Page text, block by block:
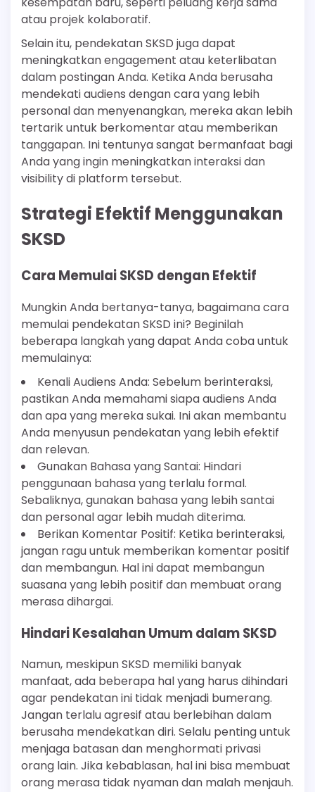
atau projek kolaboratif.
Selain itu, pendekatan SKSD juga dapat
meningkatkan engagement atau keterlibatan
dalam postingan Anda. Ketika Anda berusaha
mendekati audiens dengan cara yang lebih
personal dan menyenangkan, mereka akan lebih
tertarik untuk berkomentar atau memberikan
tanggapan. Ini tentunya sangat bermanfaat bagi
Anda yang ingin meningkatkan interaksi dan
visibility di platform tersebut.
Strategi Efektif Menggunakan
SKSD
Cara Memulai SKSD dengan Efektif
Mungkin Anda bertanya-tanya, bagaimana cara
memulai pendekatan SKSD ini? Beginilah
beberapa langkah yang dapat Anda coba untuk
memulainya:
Kenali Audiens Anda: Sebelum berinteraksi,
pastikan Anda memahami siapa audiens Anda
dan apa yang mereka sukai. Ini akan membantu
Anda menyusun pendekatan yang lebih efektif
dan relevan.
Gunakan Bahasa yang Santai: Hindari
penggunaan bahasa yang terlalu formal.
Sebaliknya, gunakan bahasa yang lebih santai
dan personal agar lebih mudah diterima.
Berikan Komentar Positif: Ketika berinteraksi,
jangan ragu untuk memberikan komentar positif
dan membangun. Hal ini dapat membangun
suasana yang lebih positif dan membuat orang
merasa dihargai.
Hindari Kesalahan Umum dalam SKSD
Namun, meskipun SKSD memiliki banyak
manfaat, ada beberapa hal yang harus dihindari
agar pendekatan ini tidak menjadi bumerang.
Jangan terlalu agresif atau berlebihan dalam
berusaha mendekatkan diri. Selalu penting untuk
menjaga batasan dan menghormati privasi
orang lain. Jika kebablasan, hal ini bisa membuat
orang merasa tidak nyaman dan malah menjauh.